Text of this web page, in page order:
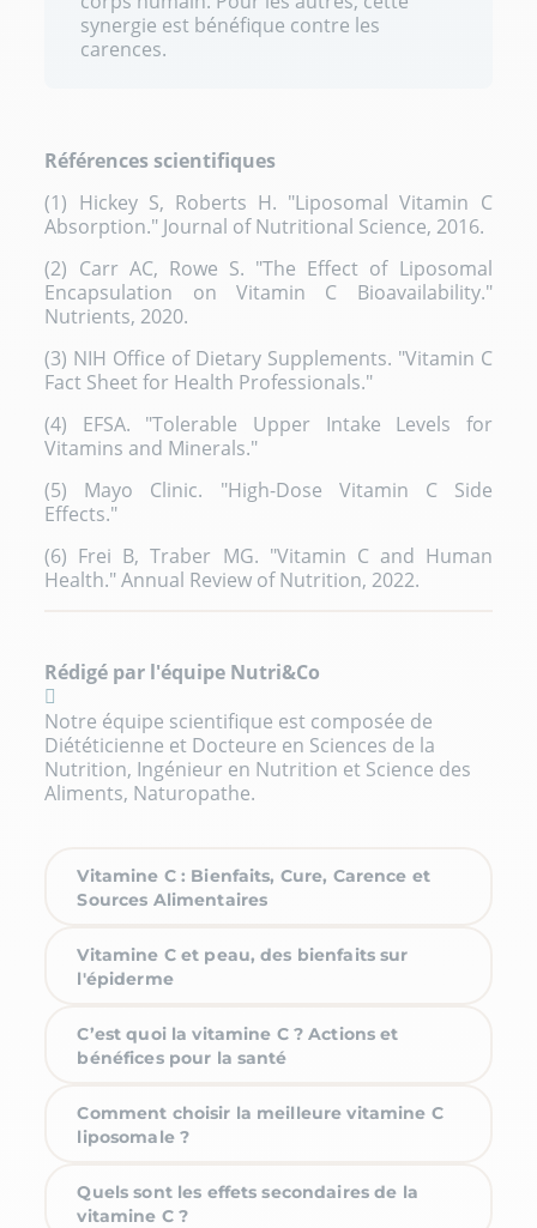
synergie est bénéfique contre les
carences.
Références scientifiques
(1) Hickey S, Roberts H. "Liposomal Vitamin C
Absorption." Journal of Nutritional Science, 2016.
(2) Carr AC, Rowe S. "The Effect of Liposomal
Encapsulation on Vitamin C Bioavailability."
Nutrients, 2020.
(3) NIH Office of Dietary Supplements. "Vitamin C
Fact Sheet for Health Professionals."
(4) EFSA. "Tolerable Upper Intake Levels for
Vitamins and Minerals."
(5) Mayo Clinic. "High-Dose Vitamin C Side
Effects."
(6) Frei B, Traber MG. "Vitamin C and Human
Health." Annual Review of Nutrition, 2022.
Rédigé par l'équipe Nutri&Co
Notre équipe scientifique est composée de
Diététicienne et Docteure en Sciences de la
Nutrition, Ingénieur en Nutrition et Science des
Aliments, Naturopathe.
Vitamine C : Bienfaits, Cure, Carence et
Sources Alimentaires
Vitamine C et peau, des bienfaits sur
l'épiderme
C’est quoi la vitamine C ? Actions et
bénéfices pour la santé
Comment choisir la meilleure vitamine C
liposomale ?
Quels sont les effets secondaires de la
vitamine C ?